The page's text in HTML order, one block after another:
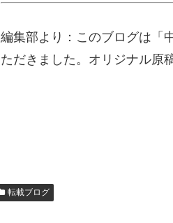
編集部より：このブログは「
ただきました。オリジナル原
転載ブログ